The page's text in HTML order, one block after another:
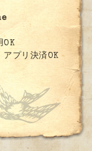
OK
プリ決済OK